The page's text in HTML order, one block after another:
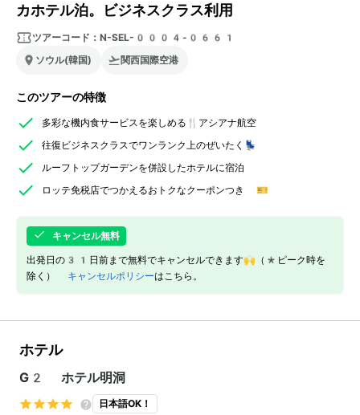
カホテル泊。ビジネスクラス利用
ツアーコード： N-SEL-0004-0661
ソウル(韓国)
関西国際空港
このツアーの特徴
多彩な機内食サービスを楽しめる🍴アシアナ航空
往復ビジネスクラスでワンランク上のぜいたく💺
ルーフトップガーデンを併設したホテルに宿泊
ロッテ免税店でつかえるおトクなクーポンつき 🎫
キャンセル無料
出発日の31日前まで無料でキャンセルできます🙌（*ピーク時を
除く） キャンセルポリシーはこちら。
ホテル
G2 ホテル明洞
日本語OK！